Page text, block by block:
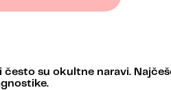
su okultne naravi.